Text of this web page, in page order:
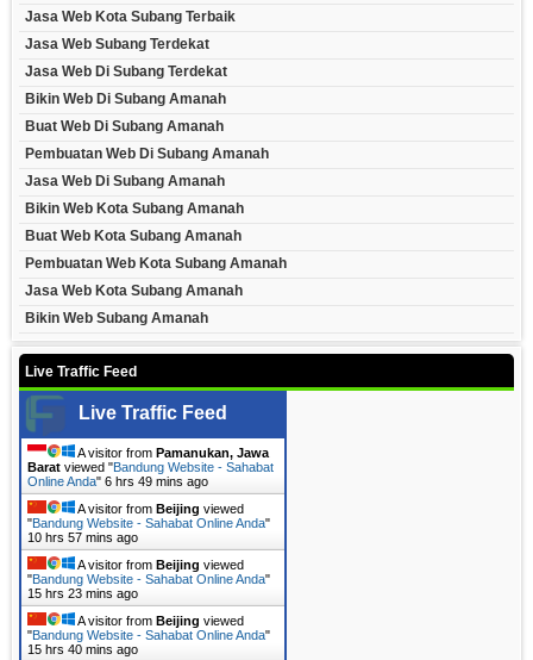
Jasa Web Kota Subang Terbaik
Jasa Web Subang Terdekat
Jasa Web Di Subang Terdekat
Bikin Web Di Subang Amanah
Buat Web Di Subang Amanah
Pembuatan Web Di Subang Amanah
Jasa Web Di Subang Amanah
Bikin Web Kota Subang Amanah
Buat Web Kota Subang Amanah
Pembuatan Web Kota Subang Amanah
Jasa Web Kota Subang Amanah
Bikin Web Subang Amanah
Live Traffic Feed
Live Traffic Feed
A visitor from Pamanukan, Jawa
Barat viewed "Bandung Website - Sahabat
Online Anda" 6 hrs 49 mins ago
A visitor from Beijing viewed
"Bandung Website - Sahabat Online Anda"
10 hrs 57 mins ago
A visitor from Beijing viewed
"Bandung Website - Sahabat Online Anda"
15 hrs 23 mins ago
A visitor from Beijing viewed
"Bandung Website - Sahabat Online Anda"
15 hrs 40 mins ago